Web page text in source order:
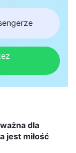
dla
jest miłość